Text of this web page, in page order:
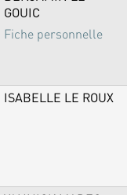
GOUIC
Fiche personnelle
ISABELLE LE ROUX